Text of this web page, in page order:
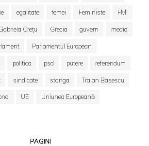
egalitate femei Feministe FMI
Crețu Grecia guvern media
Parlamentul European
politica psd putere referendum
sindicate stanga Traian Basescu
UE Uniunea Europeană
PAGINI